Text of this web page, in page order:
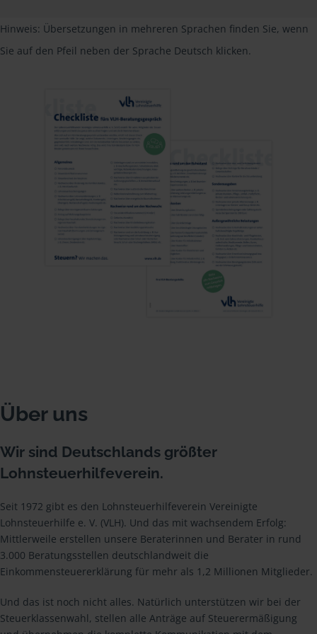
Hinweis: Übersetzungen in mehreren Sprachen finden Sie, wenn
Sie auf den Pfeil neben der Sprache Deutsch klicken.
Über uns
Wir sind Deutschlands größter
Lohnsteuerhilfeverein.
Seit 1972 gibt es den Lohnsteuerhilfeverein Vereinigte
Lohnsteuerhilfe e. V. (VLH). Und das mit wachsendem Erfolg:
Mittlerweile erstellen unsere Beraterinnen und Berater in rund
3.000 Beratungsstellen deutschlandweit die
Einkommensteuererklärung für mehr als 1,2 Millionen Mitglieder.
Und das ist noch nicht alles. Natürlich unterstützen wir bei der
Steuerklassenwahl, stellen alle Anträge auf Steuerermäßigung